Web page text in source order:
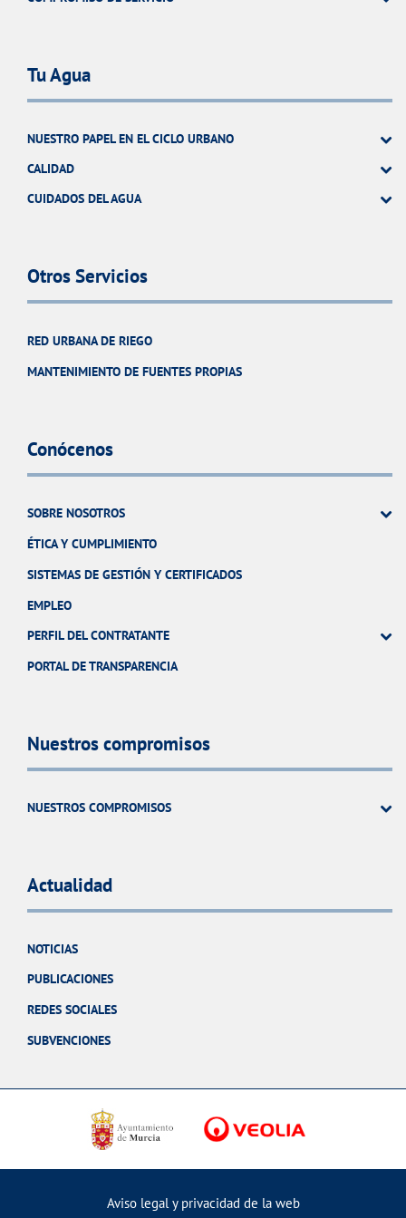
Tu Agua
NUESTRO PAPEL EN EL CICLO URBANO
CALIDAD
CUIDADOS DEL AGUA
Otros Servicios
RED URBANA DE RIEGO
MANTENIMIENTO DE FUENTES PROPIAS
Conócenos
SOBRE NOSOTROS
ÉTICA Y CUMPLIMIENTO
SISTEMAS DE GESTIÓN Y CERTIFICADOS
EMPLEO
PERFIL DEL CONTRATANTE
PORTAL DE TRANSPARENCIA
Nuestros compromisos
NUESTROS COMPROMISOS
Actualidad
NOTICIAS
PUBLICACIONES
REDES SOCIALES
SUBVENCIONES
Aviso legal y privacidad de la web